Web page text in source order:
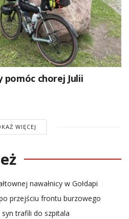
pomóc chorej Julii
WIĘCEJ
nawałnicy w Gołdapi
przejściu frontu burzowego
trafili do szpitala